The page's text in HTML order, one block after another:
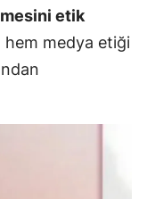
etik
hem medya etiği